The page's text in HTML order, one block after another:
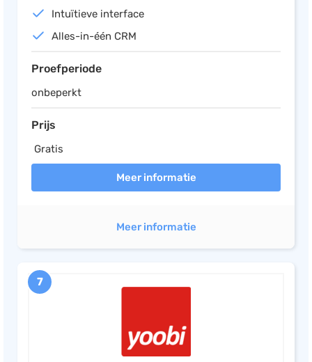
Intuïtieve interface
Alles-in-één CRM
Proefperiode
onbeperkt
Prijs
Gratis
Meer informatie
Meer informatie
7